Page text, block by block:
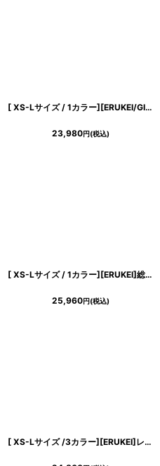
[ XS-Lサイズ / 1カラー][ERUKEI/GINZA COUTURE]アイボリー×ブラック・ノースリーブ・サイドレース・Aライン・フレア・ミニドレス・ワンピース[送料無料]
23,980円(税込)
[ XS-Lサイズ / 1カラー][ERUKEI]総レース・金糸・レザー・レースアップ・ノースリーブ・切替・Aライン・ミニドレス・ワンピース[送料無料]
25,960円(税込)
[ XS-Lサイズ /3カラー][ERUKEI]レッド・グリーン・グレー・リボン・背中見せ・Aライン・フレア・ミニドレス・ワンピース[送料無料]